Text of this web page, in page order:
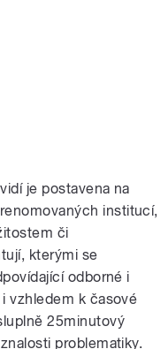
je postavena na
institucí,
či
kterými se
odborné i
vzhledem k časové
25minutový
problematiky.